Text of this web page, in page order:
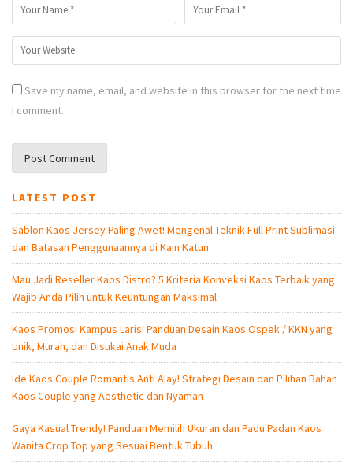
Save my name, email, and website in this browser for the next time
I comment.
LATEST POST
Sablon Kaos Jersey Paling Awet! Mengenal Teknik Full Print Sublimasi
dan Batasan Penggunaannya di Kain Katun
Mau Jadi Reseller Kaos Distro? 5 Kriteria Konveksi Kaos Terbaik yang
Wajib Anda Pilih untuk Keuntungan Maksimal
Kaos Promosi Kampus Laris! Panduan Desain Kaos Ospek / KKN yang
Unik, Murah, dan Disukai Anak Muda
Ide Kaos Couple Romantis Anti Alay! Strategi Desain dan Pilihan Bahan
Kaos Couple yang Aesthetic dan Nyaman
Gaya Kasual Trendy! Panduan Memilih Ukuran dan Padu Padan Kaos
Wanita Crop Top yang Sesuai Bentuk Tubuh